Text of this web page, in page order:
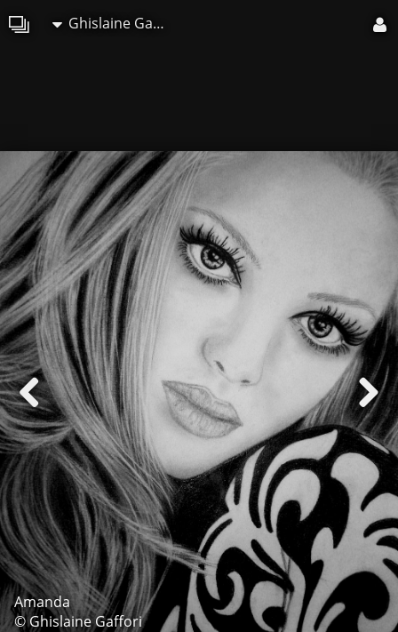
Ghislaine Gaffori
Amanda
© Ghislaine Gaffori